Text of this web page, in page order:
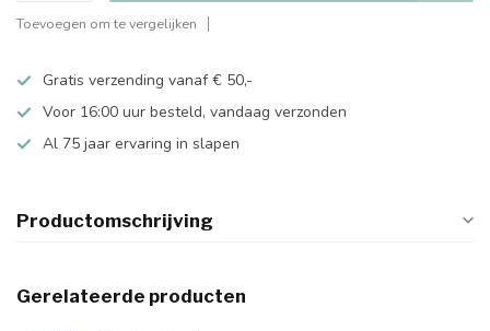
Toevoegen om te vergelijken
Gratis verzending vanaf € 50,-
Voor 16:00 uur besteld, vandaag verzonden
Al 75 jaar ervaring in slapen
Productomschrijving
Gerelateerde producten